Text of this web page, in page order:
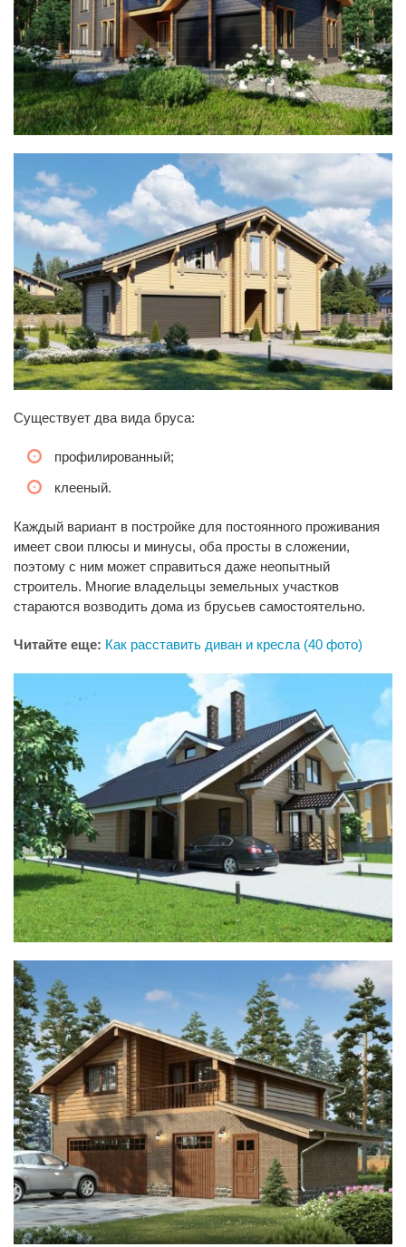
Существует два вида бруса:
профилированный;
клееный.
Каждый вариант в постройке для постоянного проживания
имеет свои плюсы и минусы, оба просты в сложении,
поэтому с ним может справиться даже неопытный
строитель. Многие владельцы земельных участков
стараются возводить дома из брусьев самостоятельно.
Читайте еще: Как расставить диван и кресла (40 фото)